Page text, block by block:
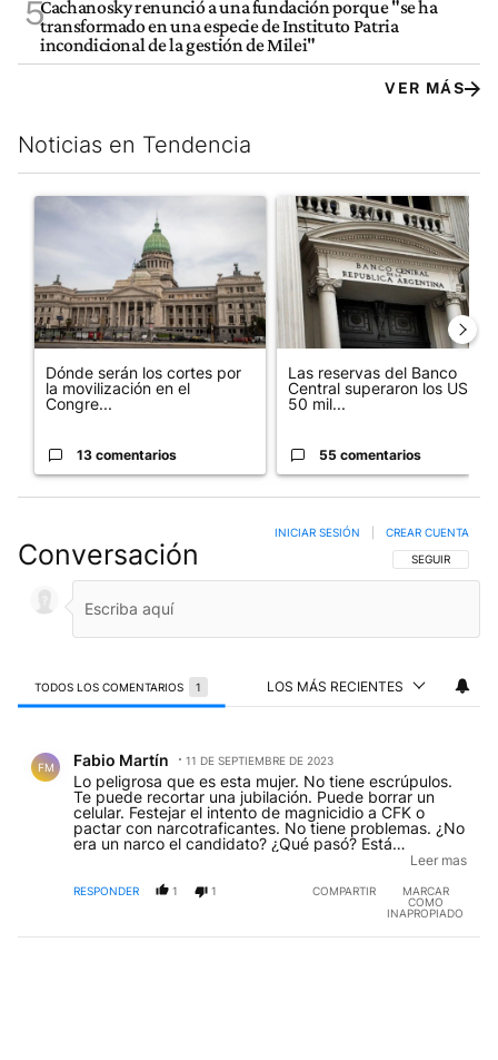
5Cachanosky renunció a una fundación porque "se ha
transformado en una especie de Instituto Patria
incondicional de la gestión de Milei"
VER MÁS
Noticias en Tendencia
Este listado muestra los artículos con más comentarios en los
Un artículo de tendencia con el título "Dónde serán los cortes
Dónde serán los cortes por
la movilización en el
Congre...
13 comentarios
Un artículo de tendencia
Las reservas del Banco
Central superaron los US$
50 mil...
55 comentarios
Conversación SIGA ESTA
SEGUIR
INICIAR SESIÓN CREAR CUENTA
TODOS LOS COMENTARIOS 1 LOS MÁS RECIENTES
FM Fabio Martín 11 DE SEPTIEMBRE DE 2023
Lo peligrosa que es esta mujer. No tiene escrúpulos.
Te puede recortar una jubilación. Puede borrar un
celular. Festejar el intento de magnicidio a CFK o
pactar con narcotraficantes. No tiene problemas. ¿No
era un narco el candidato? ¿Qué pasó? Está
desesperada porque no entra al ballotage. El fin
tengo otros. De terror. Nadie quiere a alguien así en el
Leer mas
RESPONDER 1 1 COMPARTIR
MARCAR
COMO
INAPROPIADO